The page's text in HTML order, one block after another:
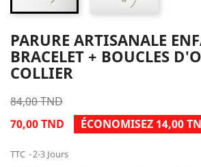
PARURE ARTISANALE
BRACELET + BOUCLES
COLLIER
84,00 TND
70,00 TND
ÉCONOMISEZ 14,00
TTC 2-3 Jours